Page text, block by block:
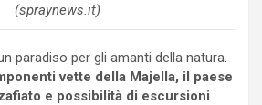
(spraynews.it)
paradiso per gli amanti della natura.
vette della Majella, il paese
e possibilità di escursioni